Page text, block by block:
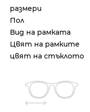
размери
Пол
Вид на рамката
Цвят на рамките
цвят на стъклото